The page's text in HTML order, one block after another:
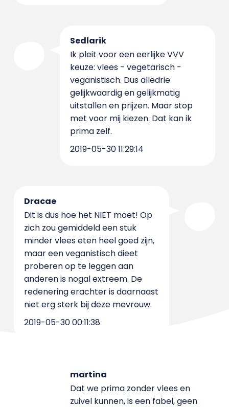
Sedlarik
Ik pleit voor een eerlijke VVV
keuze: vlees - vegetarisch -
veganistisch. Dus alledrie
gelijkwaardig en gelijkmatig
uitstallen en prijzen. Maar stop
met voor mij kiezen. Dat kan ik
prima zelf.
2019-05-30 11:29:14
Dracae
Dit is dus hoe het NIET moet! Op
zich zou gemiddeld een stuk
minder vlees eten heel goed zijn,
maar een veganistisch dieet
proberen op te leggen aan
anderen is nogal extreem. De
redenering erachter is daarnaast
niet erg sterk bij deze mevrouw.
2019-05-30 00:11:38
martina
Dat we prima zonder vlees en
zuivel kunnen, is een fabel, geen